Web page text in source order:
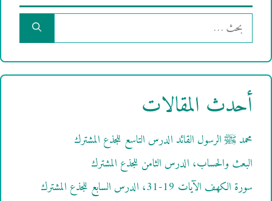
البحث
عن:
أحدث المقالات
محمد ﷺ الرسول القائد الدرس التاسع للجذع المشترك
البعث والحساب، الدرس الثامن للجذع المشترك
سورة الكهف الآيات 19-31، الدرس السابع للجذع المشترك